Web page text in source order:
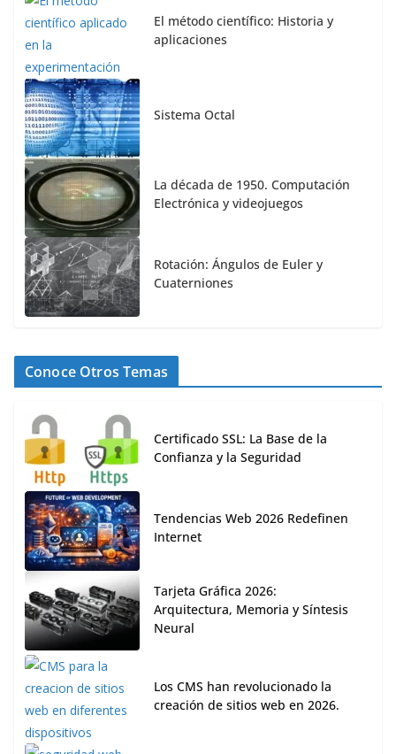
El método científico: Historia y
aplicaciones
Sistema Octal
La década de 1950. Computación
Electrónica y videojuegos
Rotación: Ángulos de Euler y
Cuaterniones
Conoce Otros Temas
Certificado SSL: La Base de la
Confianza y la Seguridad
Tendencias Web 2026 Redefinen
Internet
Tarjeta Gráfica 2026:
Arquitectura, Memoria y Síntesis
Neural
Los CMS han revolucionado la
creación de sitios web en 2026.